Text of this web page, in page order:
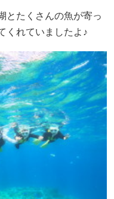
とたくさんの魚が寄っ
くれていましたよ♪